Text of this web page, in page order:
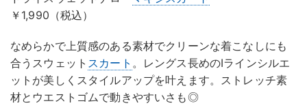
￥1,990（税込）
なめらかで上質感のある素材でクリーンな着こなしにも
合うスウェット スカート 。レングス長めのIラインシルエ
ットが美しくスタイルアップを叶えます。ストレッチ素
材とウエストゴムで動きやすいさも◎